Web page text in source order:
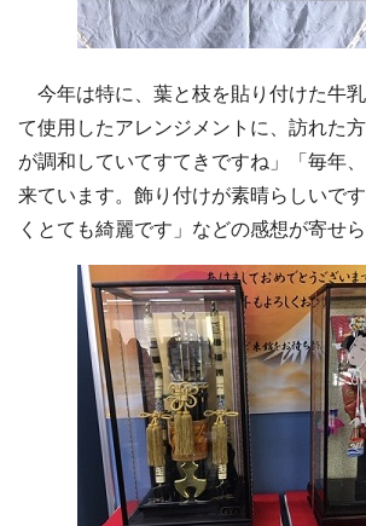
今年は特に、葉と枝を貼り付けた牛
て使用したアレンジメントに、訪れた
が調和していてすてきですね」「毎年
来ています。飾り付けが素晴らしいで
くとても綺麗です」などの感想が寄せら